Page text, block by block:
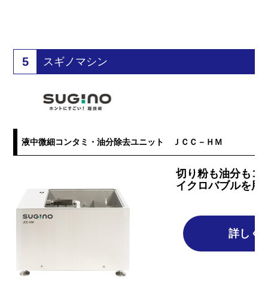
5 スギノマシン
液中微細コンタミ・油分除去ユニット ＪＣＣ－ＨＭ
切り粉も油分もコ
イクロバブルを用
詳しく